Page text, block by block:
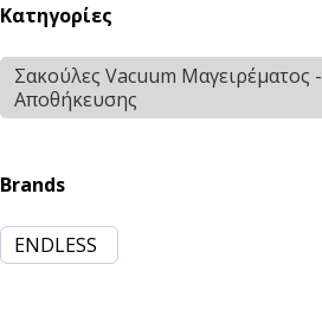
Κατηγορίες
Σακούλες Vacuum Mαγειρέματος -
Αποθήκευσης
Brands
ENDLESS